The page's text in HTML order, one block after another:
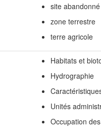
site abandonné
zone terrestre
terre agricole
Habitats et
Hydrographie
Unités
Occupation